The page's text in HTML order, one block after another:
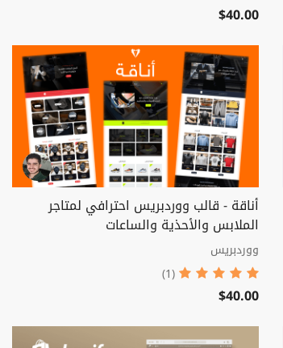
$40.00
أناقة - قالب ووردبريس احترافي لمتاجر
الملابس والأحذية والساعات
ووردبريس
(1)
$40.00